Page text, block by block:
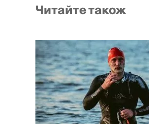
Читайте також